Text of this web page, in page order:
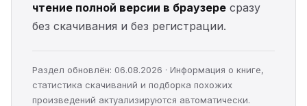
чтение полной версии в браузере сразу
без скачивания и без регистрации.
Раздел обновлён: 06.08.2026 · Информация о книге,
статистика скачиваний и подборка похожих
произведений актуализируются автоматически.